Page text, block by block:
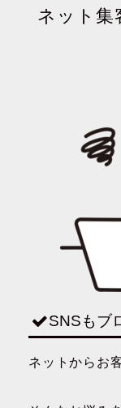
ネット集
SNSもブ
ネットからお